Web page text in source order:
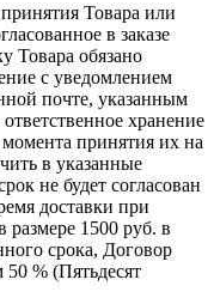
Товара или
в заказе
Товара обязано
с уведомлением
почте, указанным
хранение
принятия их на
в указанные
не будет согласован
доставки при
размере 1500 руб. в
срока, Договор
% (Пятьдесят